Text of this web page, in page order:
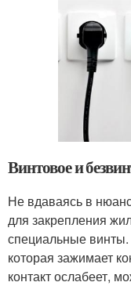
Винтовое и
Не вдаваясь в
для закрепления
специальные винты.
которая зажимает
контакт ослабеет,